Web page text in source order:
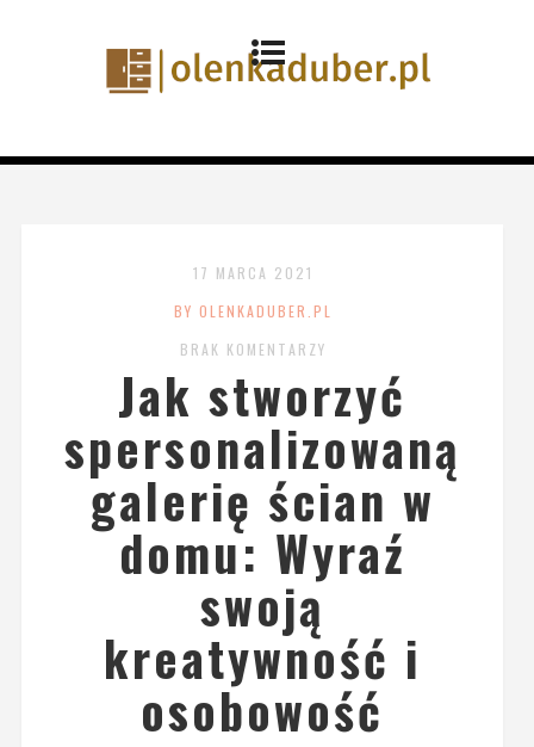
17 MARCA 2021
BY OLENKADUBER.PL
BRAK KOMENTARZY
Jak stworzyć
spersonalizowaną
galerię ścian w
domu: Wyraź
swoją
kreatywność i
osobowość